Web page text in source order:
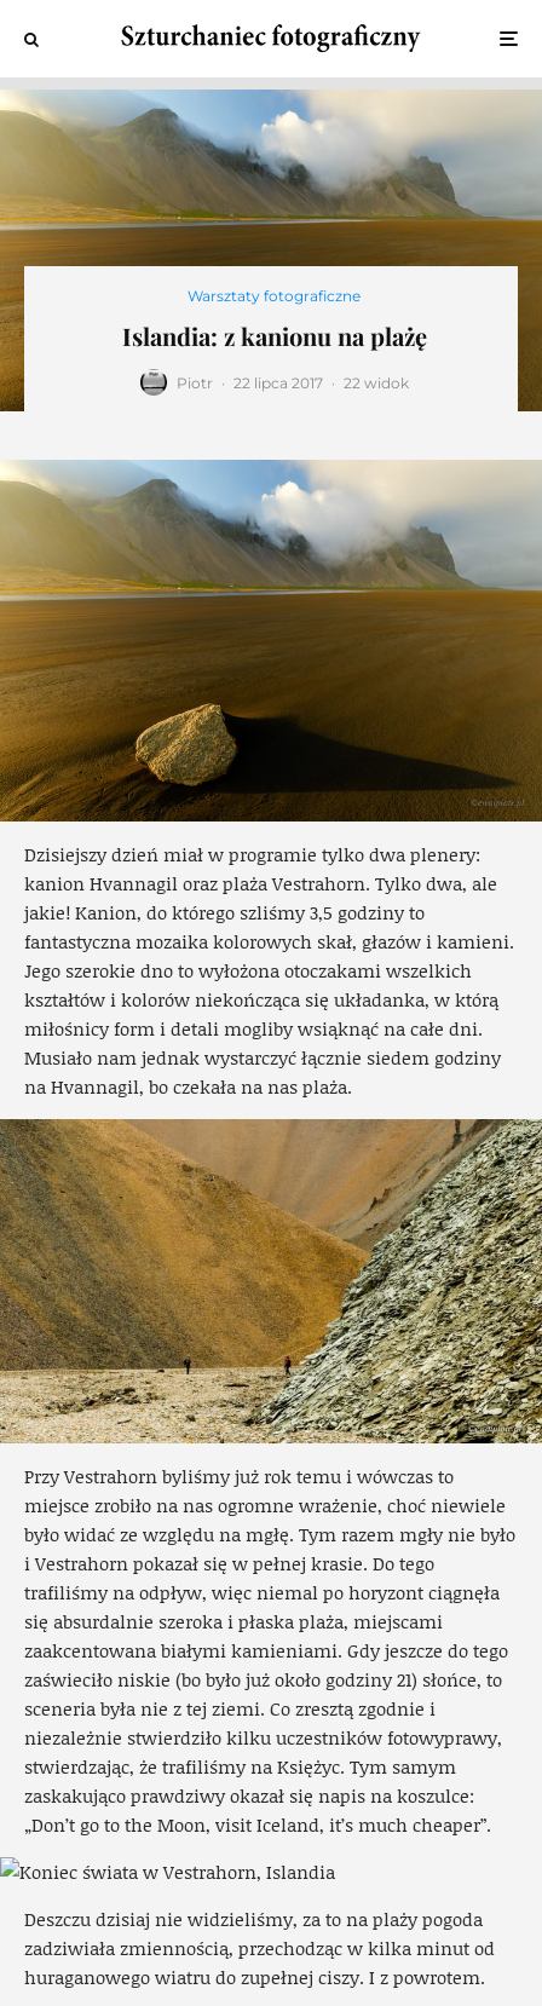
Warsztaty fotograficzne
Islandia: z kanionu na plażę
Piotr · 22 lipca 2017 · 22 widok
Dzisiejszy dzień miał w programie tylko dwa plenery:
kanion Hvannagil oraz plaża Vestrahorn. Tylko dwa, ale
jakie! Kanion, do którego szliśmy 3,5 godziny to
fantastyczna mozaika kolorowych skał, głazów i kamieni.
Jego szerokie dno to wyłożona otoczakami wszelkich
kształtów i kolorów niekończąca się układanka, w którą
miłośnicy form i detali mogliby wsiąknąć na całe dni.
Musiało nam jednak wystarczyć łącznie siedem godziny
na Hvannagil, bo czekała na nas plaża.
Przy Vestrahorn byliśmy już rok temu i wówczas to
miejsce zrobiło na nas ogromne wrażenie, choć niewiele
było widać ze względu na mgłę. Tym razem mgły nie było
i Vestrahorn pokazał się w pełnej krasie. Do tego
trafiliśmy na odpływ, więc niemal po horyzont ciągnęła
się absurdalnie szeroka i płaska plaża, miejscami
zaakcentowana białymi kamieniami. Gdy jeszcze do tego
zaświeciło niskie (bo było już około godziny 21) słońce, to
sceneria była nie z tej ziemi. Co zresztą zgodnie i
niezależnie stwierdziło kilku uczestników fotowyprawy,
stwierdzając, że trafiliśmy na Księżyc. Tym samym
zaskakująco prawdziwy okazał się napis na koszulce:
„Don’t go to the Moon, visit Iceland, it’s much cheaper”.
Deszczu dzisiaj nie widzieliśmy, za to na plaży pogoda
zadziwiała zmiennością, przechodząc w kilka minut od
huraganowego wiatru do zupełnej ciszy. I z powrotem.